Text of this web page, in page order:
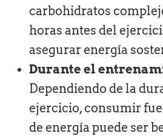
carbohidratos
horas antes del
asegurar energía
Durante el
Dependiendo de la
ejercicio, consumir
de energía puede ser